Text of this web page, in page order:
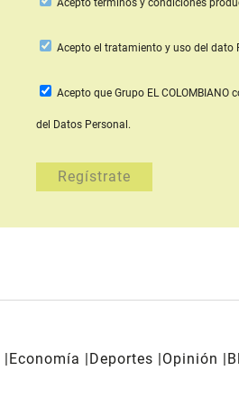
Acepto términos y condiciones
Aceptoel tratamiento y uso del dato
Acepto que Grupo EL COLOMBIANO
del Datos Personal.
Economía Deportes Opinión